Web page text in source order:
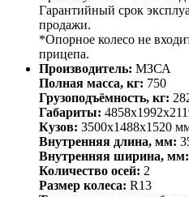
Гарантийный срок
продажи.
*Опорное колесо не
прицепа.
Производитель: МЗСА
Полная масса, кг: 750
Грузоподъёмность, кг:
Габариты:
Кузов: 3500х1488х1520
Внутренняя длина, мм:
Внутренняя ширина, мм:
Количество осей: 2
Размер колеса: R13